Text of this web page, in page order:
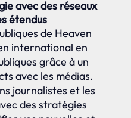
avec des réseaux
étendus
de Heaven
international en
grâce à un
avec les médias.
journalistes et les
des stratégies